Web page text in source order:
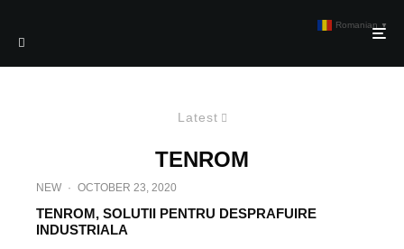
Latest
TENROM
NEW · OCTOBER 23, 2020
TENROM, SOLUTII PENTRU DESPRAFUIRE
INDUSTRIALA
Romanian ▼